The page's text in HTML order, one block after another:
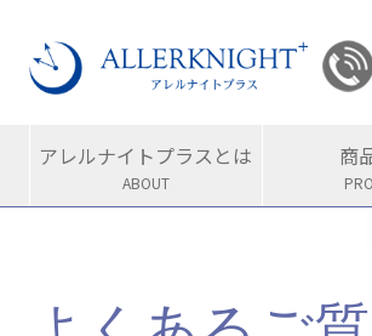
アレルナイトプラスとは
ABOUT
商